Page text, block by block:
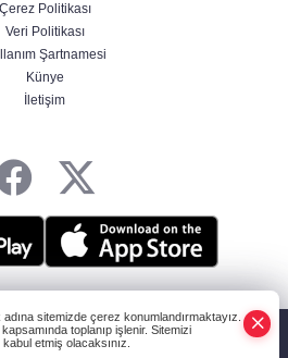
Hürmüz Boğazı'nda bir gemisini
aldığını duyurdu
Muzaffer Şirin hakkında
Çerez Politikası
Veri Politikası
Şartnamesi
Künye
İletişim
hakları saklıdır.
sitemizde çerez konumlandırmaktayız.
toplanıp işlenir. Sitemizi
etmiş olacaksınız.